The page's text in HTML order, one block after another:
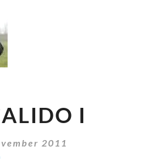
I
2011